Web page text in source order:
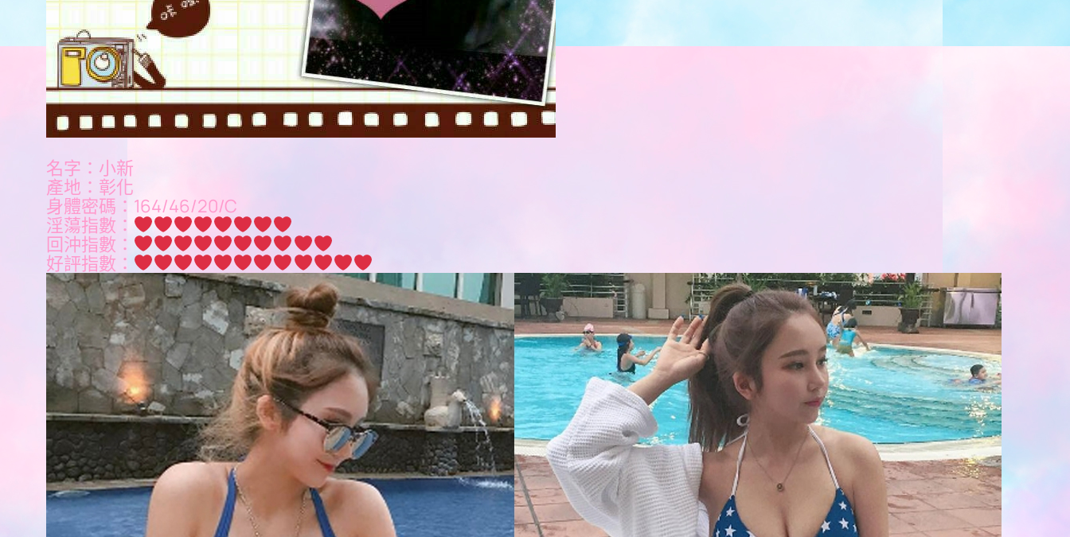
名字：小新
產地：彰化
身體密碼：164/46/20/C
淫蕩指數：
回沖指數：
好評指數：